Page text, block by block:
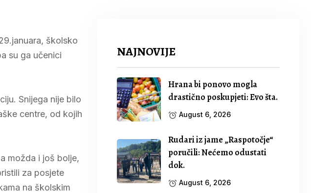
školsko
su ga učenici
Snijega nije bilo
centre, od kojih
možda i još bolje,
za posjete
na školskim
NAJNOVIJE
Hrana bi ponovo mogla
drastično poskupjeti: Evo šta.
August 6, 2026
Rudari iz jame „Raspotočje“
poručili: Nećemo odustati
dok.
August 6, 2026